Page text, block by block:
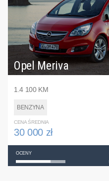
Opel Meriva
1.4 100 KM
BENZYNA
CENA ŚREDNIA
30 000 zł
OCENY